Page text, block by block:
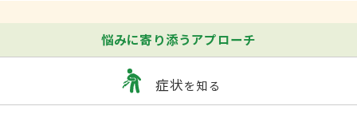
悩みに寄り添うアプローチ
症状を知る